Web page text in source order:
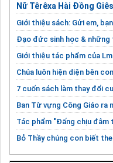
Nữ Têrêxa Hài Đồng
Giới thiệu sách: Gửi em,
Đạo đức sinh học & những
Giới thiệu tác phẩm của
Chúa luôn hiện diện bên con
7 cuốn sách làm thay đổi
Ban Từ vựng Công Giáo ra
Tác phẩm "Đấng chịu đâm
Bỏ Thầy chúng con biết